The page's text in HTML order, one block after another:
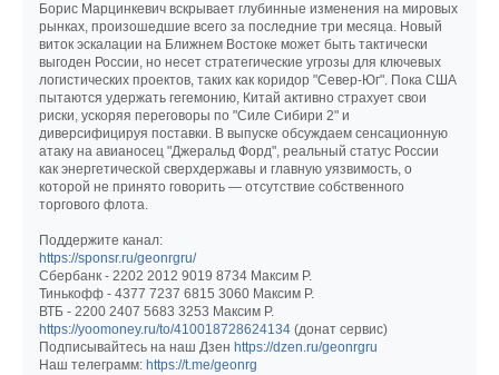
Борис Марцинкевич вскрывает глубинные изменения на мировых
рынках, произошедшие всего за последние три месяца. Новый
виток эскалации на Ближнем Востоке может быть тактически
выгоден России, но несет стратегические угрозы для ключевых
логистических проектов, таких как коридор "Север-Юг". Пока США
пытаются удержать гегемонию, Китай активно страхует свои
риски, ускоряя переговоры по "Силе Сибири 2" и
диверсифицируя поставки. В выпуске обсуждаем сенсационную
атаку на авианосец "Джеральд Форд", реальный статус России
как энергетической сверхдержавы и главную уязвимость, о
которой не принято говорить — отсутствие собственного
торгового флота.
Поддержите канал:
https://sponsr.ru/geonrgru/
Сбербанк - 2202 2012 9019 8734 Максим Р.
Тинькофф - 4377 7237 6815 3060 Максим Р.
ВТБ - 2200 2407 5683 3253 Максим Р.
https://yoomoney.ru/to/410018728624134 (донат сервис)
Подписывайтесь на наш Дзен https://dzen.ru/geonrgru
Наш телеграмм: https://t.me/geonrg